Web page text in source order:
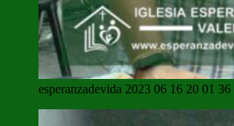
esperanzadevida 2023 06 16 20 01 36